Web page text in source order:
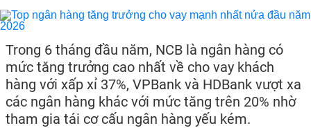
Trong 6 tháng đầu năm, NCB là ngân hàng có
mức tăng trưởng cao nhất về cho vay khách
hàng với xấp xỉ 37%, VPBank và HDBank vượt xa
các ngân hàng khác với mức tăng trên 20% nhờ
tham gia tái cơ cấu ngân hàng yếu kém.